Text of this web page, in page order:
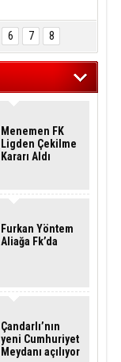
6 7 8
Menemen FK
Ligden Çekilme
Kararı Aldı
Furkan Yöntem
Aliağa Fk’da
Çandarlı’nın
yeni Cumhuriyet
Meydanı açılıyor